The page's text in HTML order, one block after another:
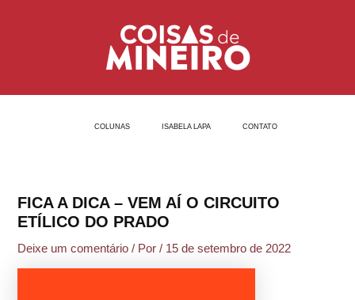
COLUNAS ISABELA LAPA CONTATO
FICA A DICA – VEM AÍ O CIRCUITO
ETÍLICO DO PRADO
Deixe um comentário / Por/ 15 de setembro de 2022